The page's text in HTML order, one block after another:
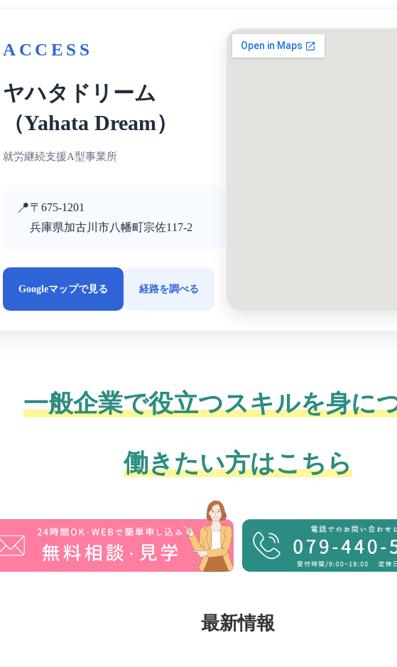
ACCESS
ヤハタドリーム
（Yahata Dream）
就労継続支援A型事業所
📍〒675-1201
兵庫県加古川市八幡町宗佐117-2
Googleマップで見る 経路を調べる
一般企業で役立つスキルを身に
働きたい方はこちら
最新情報